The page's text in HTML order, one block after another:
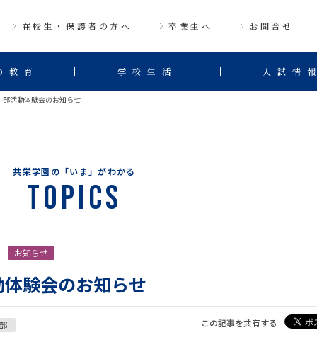
在校生・保護者の方へ 卒業生へ お問合せ
教育 学校生活 入試情報
活動体験会のお知らせ
共栄学園の「いま」がわかる
Topics
お知らせ
験会のお知らせ
この記事を共有する